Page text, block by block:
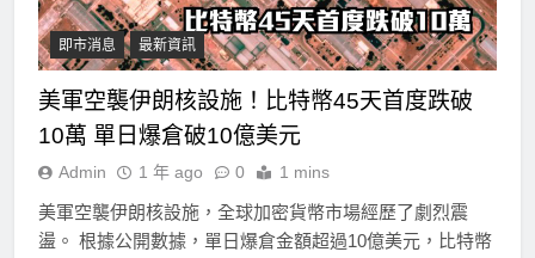
即市消息 最新資訊
美軍空襲伊朗核設施！比特幣45天首度跌破
10萬 單日爆倉破10億美元
Admin 1 年 ago 0 1 mins
美軍空襲伊朗核設施，全球加密貨幣市場經歷了劇烈震
盪。 根據公開數據，單日爆倉金額超過10億美元，比特幣